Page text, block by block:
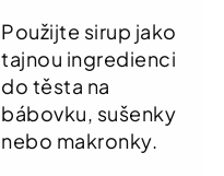
Použijte sirup jako
tajnou ingredienci
do těsta na
bábovku, sušenky
nebo makronky.